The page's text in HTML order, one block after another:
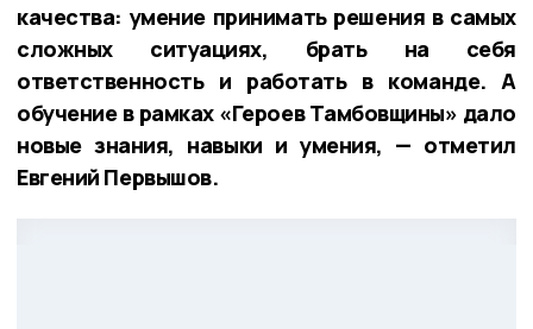
качества: умение принимать решения в самых
сложных ситуациях, брать на себя
ответственность и работать в команде. А
обучение в рамках «Героев Тамбовщины» дало
новые знания, навыки и умения, — отметил
Евгений Первышов.